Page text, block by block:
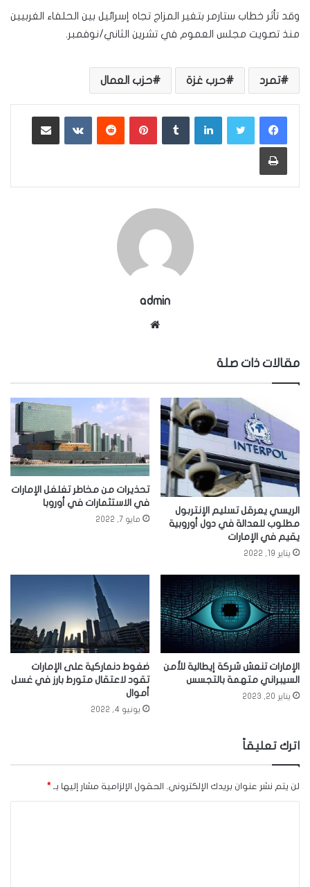
وقد تأثر خطاب ستارمر بتغير المزاج تجاه إسرائيل بين الحلفاء الغربيين
منذ تصويت مجلس العموم في تشرين الثاني/نوفمبر.
تمرد حرب غزة حزب العمال
لينكدإن بينتيريست مشاركة عبر البريد
طباعة
admin
مقالات ذات صلة
الريسي يعرقل تسليم الإنتربول
مطلوب للعدالة في دول أوروبية
يقيم في الإمارات
يناير 19, 2022
تحذيرات من مخاطر تغلغل الإمارات
في الاستثمارات في أوروبا
مايو 7, 2022
الإمارات تنعش شركة إيطالية للأمن
السيبراني متهمة بالتجسس
يناير 20, 2023
ضغوط دنماركية على الإمارات
تقود لاعتقال متورط بارز في غسل
أموال
يونيو 4, 2022
اترك تعليقاً
لن يتم نشر عنوان بريدك الإلكتروني. الحقول الإلزامية مشار إليها بـ *